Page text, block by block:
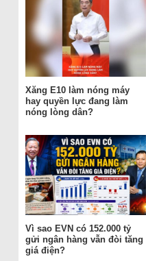
Xăng E10 làm nóng máy
hay quyền lực đang làm
nóng lòng dân?
Vì sao EVN có 152.000 tỷ
gửi ngân hàng vẫn đòi tăng
giá điện?